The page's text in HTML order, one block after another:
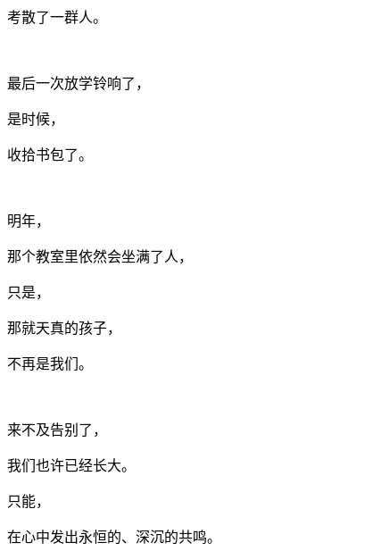
考散了一群人。
最后一次放学铃响了，
是时候，
收拾书包了。
明年，
那个教室里依然会坐满了人，
只是，
那就天真的孩子，
不再是我们。
来不及告别了，
我们也许已经长大。
只能，
在心中发出永恒的、深沉的共鸣。